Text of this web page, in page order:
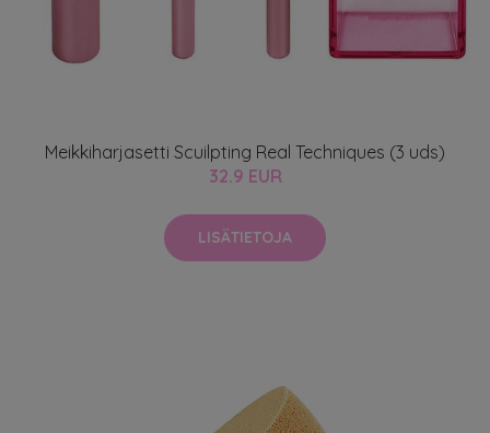
Meikkiharjasetti Scuilpting Real Techniques (3 uds)
32.9 EUR
LISÄTIETOJA